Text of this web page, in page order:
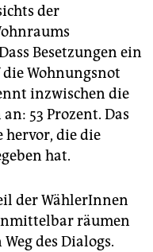
der
Besetzungen ein
Wohnungsnot
inzwischen die
53 Prozent. Das
hervor, die die
hat.
der WählerInnen
räumen
des Dialogs.